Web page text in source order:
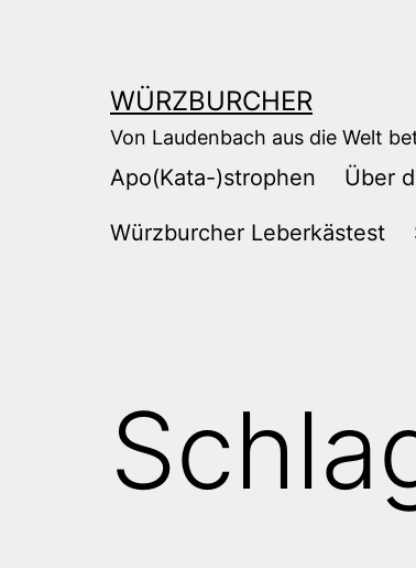
WÜRZBURCHER
Von Laudenbach aus die Welt
Apo(Kata-)strophen Über
Würzburcher Leberkästest